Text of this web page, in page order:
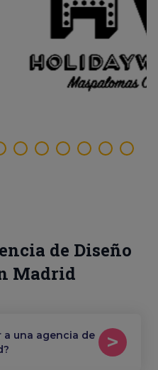
de Diseño
Madrid
una agencia de